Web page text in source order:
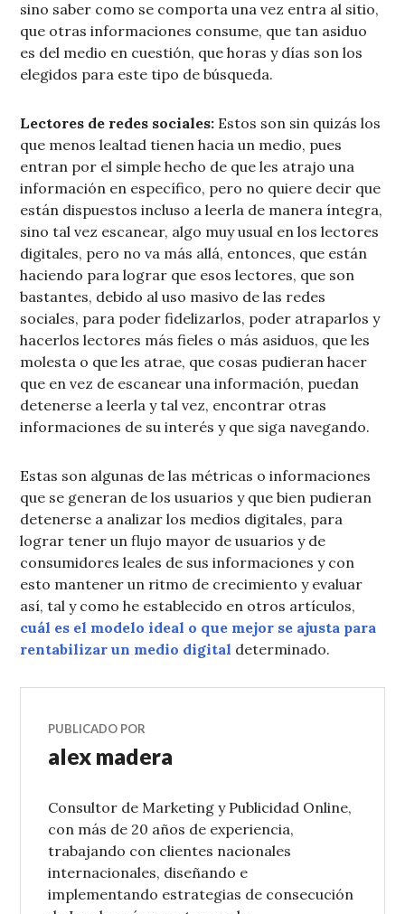
sino saber como se comporta una vez entra al sitio,
que otras informaciones consume, que tan asiduo
es del medio en cuestión, que horas y días son los
elegidos para este tipo de búsqueda.
Lectores de redes sociales: Estos son sin quizás los
que menos lealtad tienen hacia un medio, pues
entran por el simple hecho de que les atrajo una
información en específico, pero no quiere decir que
están dispuestos incluso a leerla de manera íntegra,
sino tal vez escanear, algo muy usual en los lectores
digitales, pero no va más allá, entonces, que están
haciendo para lograr que esos lectores, que son
bastantes, debido al uso masivo de las redes
sociales, para poder fidelizarlos, poder atraparlos y
hacerlos lectores más fieles o más asiduos, que les
molesta o que les atrae, que cosas pudieran hacer
que en vez de escanear una información, puedan
detenerse a leerla y tal vez, encontrar otras
informaciones de su interés y que siga navegando.
Estas son algunas de las métricas o informaciones
que se generan de los usuarios y que bien pudieran
detenerse a analizar los medios digitales, para
lograr tener un flujo mayor de usuarios y de
consumidores leales de sus informaciones y con
esto mantener un ritmo de crecimiento y evaluar
así, tal y como he establecido en otros artículos,
cuál es el modelo ideal o que mejor se ajusta para
rentabilizar un medio digital determinado.
PUBLICADO POR
alex madera
Consultor de Marketing y Publicidad Online,
con más de 20 años de experiencia,
trabajando con clientes nacionales
internacionales, diseñando e
implementando estrategias de consecución